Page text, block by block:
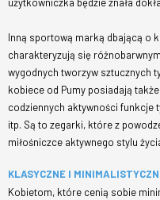
użytkowniczka będzie znała
Inną sportową marką dbającą o
charakteryzują się
wygodnych tworzyw sztucznych
kobiece od Pumy posiadają
codziennych aktywności funkcje
itp. Są to zegarki, które z
miłośniczce aktywnego stylu
KLASYCZNE I
Kobietom, które cenią sobie